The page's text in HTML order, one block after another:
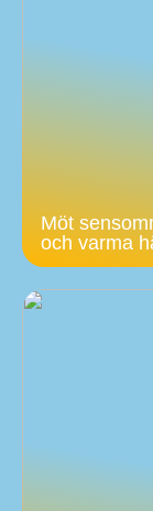
Möt
och varma